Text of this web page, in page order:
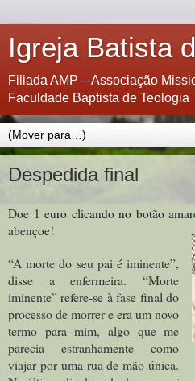
Igreja Batista
Filiada AMP – Associação
Faculdade Baptista de Teologia
Despedida final
Doe 1 euro clicando no botão
abençoe!
“A morte do seu pai é iminente”,
disse a enfermeira. “Morte
iminente” refere-se à fase final do
processo de morrer e era um novo
termo para mim, algo que me
parecia estranhamente como
viajar por uma rua de mão única.